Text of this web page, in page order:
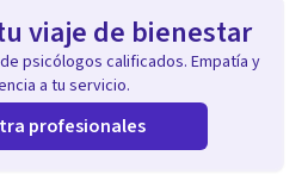
viaje de bienestar
psicólogos calificados. Empatía y
a tu servicio.
profesionales